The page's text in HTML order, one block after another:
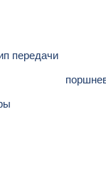
передачи